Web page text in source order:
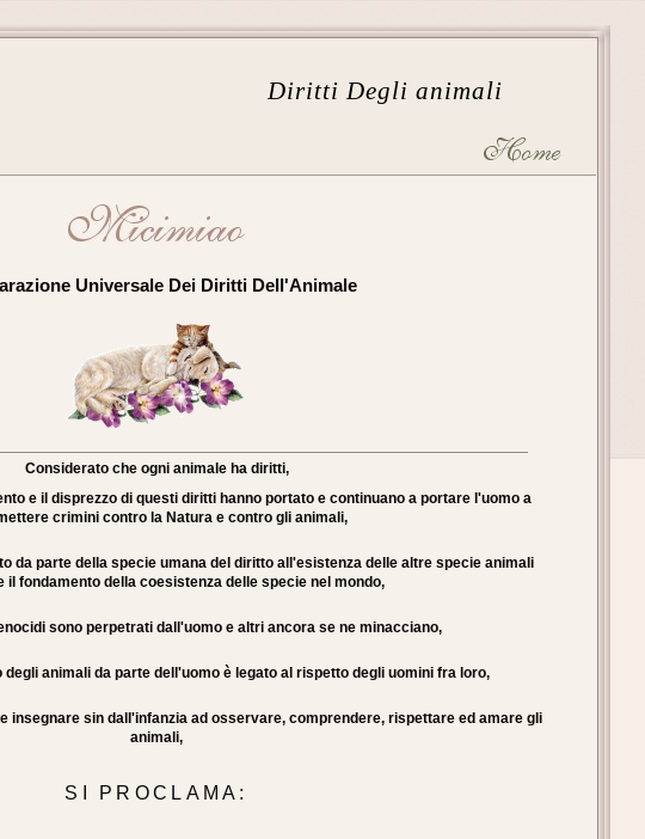
Diritti Degli animali
Universale Dei Diritti Dell'Animale
Considerato che ogni animale ha diritti,
e il disprezzo di questi diritti hanno portato e continuano a portare l'uomo a
crimini contro la Natura e contro gli animali,
da parte della specie umana del diritto all'esistenza delle altre specie animali
il fondamento della coesistenza delle specie nel mondo,
sono perpetrati dall'uomo e altri ancora se ne minacciano,
animali da parte dell'uomo è legato al rispetto degli uomini fra loro,
insegnare sin dall'infanzia ad osservare, comprendere, rispettare ed amare gli
animali,
SI PROCLAMA: